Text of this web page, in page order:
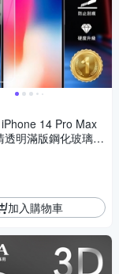
iPhone 14 Pro Max
透明滿版鋼化玻璃保
加入購物車